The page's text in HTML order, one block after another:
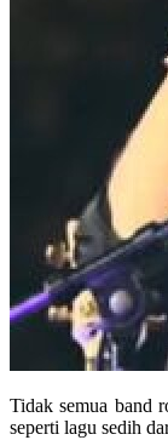
Tidak semua band
seperti lagu sedih